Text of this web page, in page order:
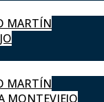
MARTÍN
MARTÍN
MONTEVIEJO